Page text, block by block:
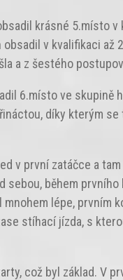
krásné 5.místo
v kvalifikaci až
a z šestého
6.místo ve skupině
díky kterým
v první zatáčce a
během
lépe, prvním
stíhací jízda, s
což byl základ. V